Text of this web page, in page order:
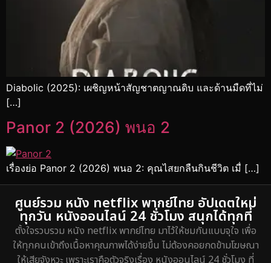
Diabolic (2025): เผชิญหน้าสัญชาตญาณดิบ และด้านมืดที่ไม่
[…]
Panor 2 (2026) พนอ 2
เรื่องย่อ Panor 2 (2026) พนอ 2: คุณไสยกลืนกินชีวิต เมื่ […]
ศูนย์รวม หนัง netflix พากย์ไทย อัปเดตใหม่
ทุกวัน หนังออนไลน์ 24 ชั่วโมง สนุกได้ทุกที่
ตั้งใจรวบรวม หนัง netflix พากย์ไทย มาไว้ให้ชมกันแบบจุใจ เพื่อ
ให้ทุกคนเข้าถึงเนื้อหาคุณภาพได้ง่ายขึ้น ไม่ต้องคอยกดข้ามโฆษณา
ให้เสียจังหวะ เพราะเราคือตัวจริงเรื่อง หนังออนไลน์ 24 ชั่วโมง ที่